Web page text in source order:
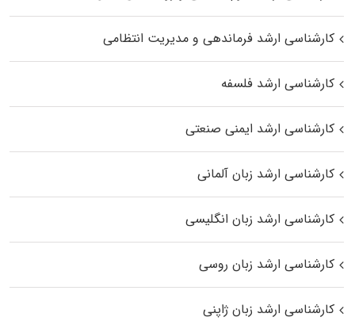
کارشناسی ارشد فرماندهی و مدیریت انتظامی
کارشناسی ارشد فلسفه
کارشناسی ارشد ایمنی صنعتی
کارشناسی ارشد زبان آلمانی
کارشناسی ارشد زبان انگلیسی
کارشناسی ارشد زبان روسی
کارشناسی ارشد زبان ژاپنی